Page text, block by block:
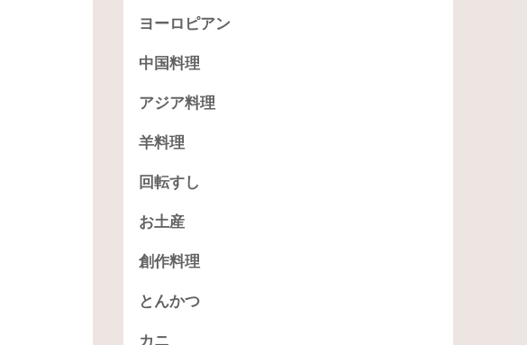
ヨーロピアン
中国料理
アジア料理
羊料理
回転すし
お土産
創作料理
とんかつ
カニ